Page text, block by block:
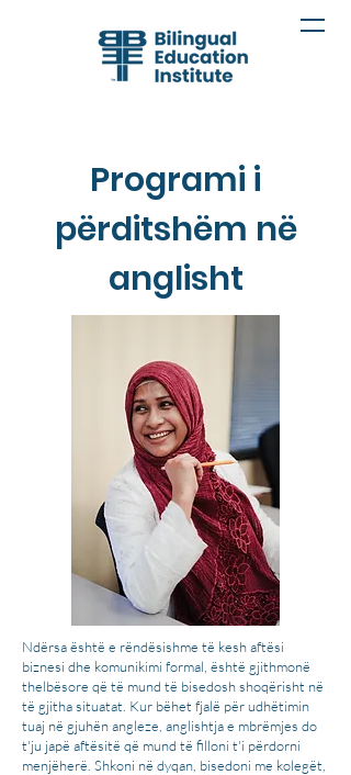
Programi i
përditshëm në
anglisht
Ndërsa është e rëndësishme të kesh aftësi
biznesi dhe komunikimi formal, është gjithmonë
thelbësore që të mund të bisedosh shoqërisht në
të gjitha situatat. Kur bëhet fjalë për udhëtimin
tuaj në gjuhën angleze, anglishtja e mbrëmjes do
t'ju japë aftësitë që mund të filloni t'i përdorni
menjëherë. Shkoni në dyqan, bisedoni me kolegët,